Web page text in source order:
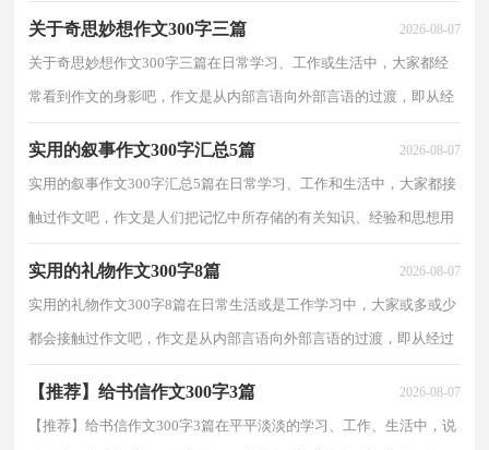
关于奇思妙想作文300字三篇 2026-08-07
关于奇思妙想作文300字三篇在日常学习、工作或生活中，大家都经
常看到作文的身影吧，作文是从内部言语向外部言语的过渡，即从经
实用的叙事作文300字汇总5篇 2026-08-07
实用的叙事作文300字汇总5篇在日常学习、工作和生活中，大家都接
触过作文吧，作文是人们把记忆中所存储的有关知识、经验和思想用
实用的礼物作文300字8篇 2026-08-07
实用的礼物作文300字8篇在日常生活或是工作学习中，大家或多或少
都会接触过作文吧，作文是从内部言语向外部言语的过渡，即从经过
【推荐】给书信作文300字3篇 2026-08-07
【推荐】给书信作文300字3篇在平平淡淡的学习、工作、生活中，说